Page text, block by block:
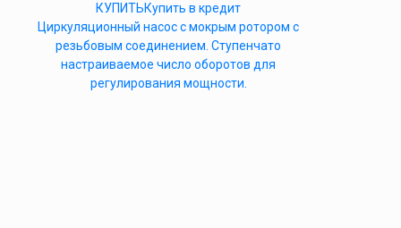
КУПИТЬКупить в кредит
Циркуляционный насос с мокрым ротором с
резьбовым соединением. Ступенчато
настраиваемое число оборотов для
регулирования мощности.